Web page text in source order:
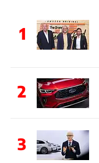
1
2
3